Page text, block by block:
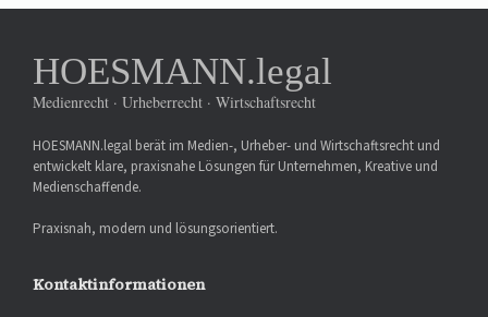
HOESMANN.legal
Medienrecht · Urheberrecht · Wirtschaftsrecht
HOESMANN.legal berät im Medien-, Urheber- und Wirtschaftsrecht und
entwickelt klare, praxisnahe Lösungen für Unternehmen, Kreative und
Medienschaffende.
Praxisnah, modern und lösungsorientiert.
Kontaktinformationen